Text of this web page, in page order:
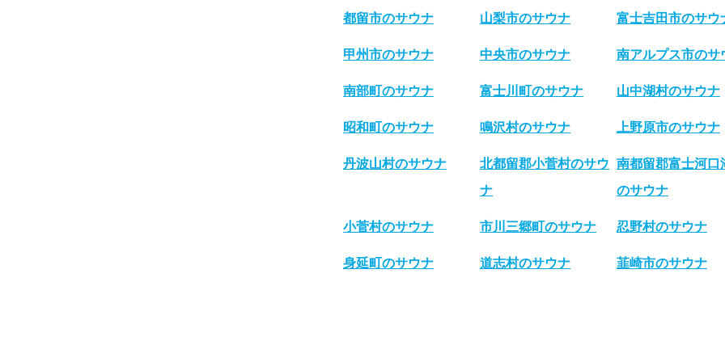
都留市のサウナ 山梨市のサウナ 富士吉田市のサウ
甲州市のサウナ 中央市のサウナ 南アルプス市のサ
南部町のサウナ 富士川町のサウナ 山中湖村のサウナ
昭和町のサウナ 鳴沢村のサウナ 上野原市のサウナ
丹波山村のサウナ
北都留郡小菅村のサウ
ナ
南都留郡富士河口
のサウナ
小菅村のサウナ 市川三郷町のサウナ 忍野村のサウナ
身延町のサウナ 道志村のサウナ 韮崎市のサウナ